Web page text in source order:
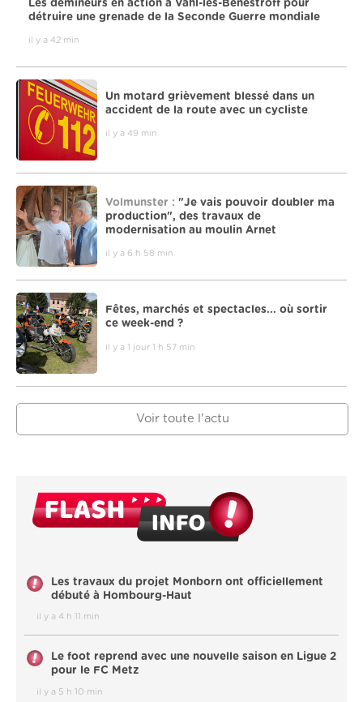
Les démineurs en action à Vahl-lès-Bénestroff pour
détruire une grenade de la Seconde Guerre mondiale
il y a 42 min
Un motard grièvement blessé dans un
accident de la route avec un cycliste
il y a 49 min
Volmunster : "Je vais pouvoir doubler ma
production", des travaux de
modernisation au moulin Arnet
il y a 6 h 58 min
Fêtes, marchés et spectacles... où sortir
ce week-end ?
il y a 1 jour 1 h 57 min
Voir toute l'actu
Les travaux du projet Monborn ont officiellement
débuté à Hombourg-Haut
il y a 4 h 11 min
Le foot reprend avec une nouvelle saison en Ligue 2
pour le FC Metz
il y a 5 h 10 min